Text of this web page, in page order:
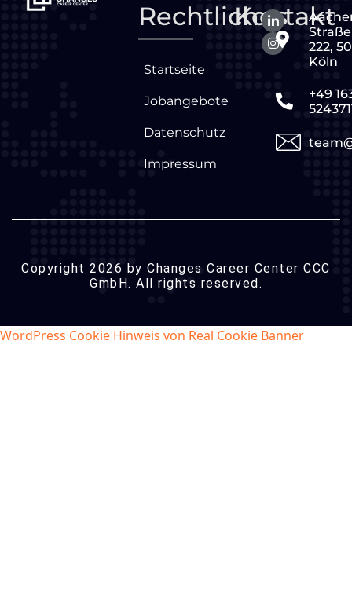
Rechtliches
Startseite
Jobangebote
Datenschutz
Impressum
Kontakt
Straße
222,
Köln
+49
Copyright 2026 by Changes Career Center CCC
GmbH. All rights reserved.
WordPress Cookie Hinweis von Real Cookie Banner